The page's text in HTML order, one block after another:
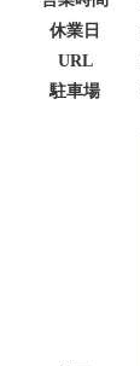
休業日
URL
駐車場